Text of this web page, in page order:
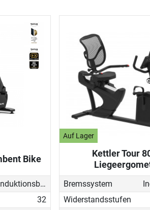
Bike
Induktionsbremse (EMS)
32
Auf Lager
Kettler Tour
Bremssystem
Widerstandsstufen